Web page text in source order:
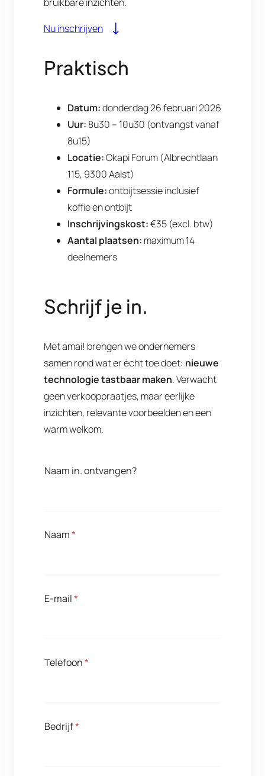
Nu inschrijven
Praktisch
Datum:donderdag 26 februari 2026
Uur: 8u30 – 10u30 (ontvangst vanaf
8u15)
Locatie:Okapi Forum (Albrechtlaan
115, 9300 Aalst)
Formule:ontbijtsessie inclusief
koffie en ontbijt
Inschrijvingskost:€35 (excl. btw)
Aantal plaatsen: maximum 14
deelnemers
Schrijf je in.
Met amai! brengen we ondernemers
samen rond wat er écht toe doet: nieuwe
technologie tastbaar maken. Verwacht
geen verkooppraatjes, maar eerlijke
inzichten, relevante voorbeelden en een
warm welkom.
Naam in. ontvangen?
Naam*
E-mail*
Telefoon*
Bedrijf*